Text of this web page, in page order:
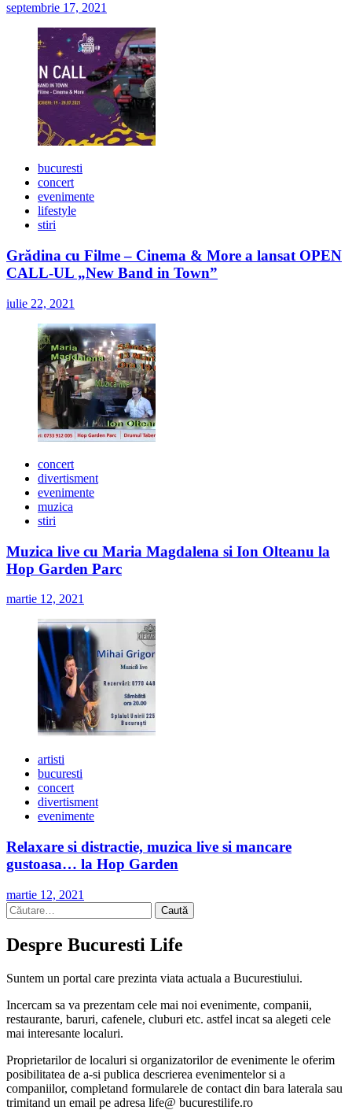
septembrie 17, 2021
bucuresti
concert
evenimente
lifestyle
stiri
Grădina cu Filme – Cinema & More a lansat OPEN
CALL-UL „New Band in Town”
iulie 22, 2021
concert
divertisment
evenimente
muzica
stiri
Muzica live cu Maria Magdalena si Ion Olteanu la
Hop Garden Parc
martie 12, 2021
artisti
bucuresti
concert
divertisment
evenimente
Relaxare si distractie, muzica live si mancare
gustoasa… la Hop Garden
martie 12, 2021
Caută
după:
Despre Bucuresti Life
Suntem un portal care prezinta viata actuala a Bucurestiului.
Incercam sa va prezentam cele mai noi evenimente, companii,
restaurante, baruri, cafenele, cluburi etc. astfel incat sa alegeti cele
mai interesante localuri.
Proprietarilor de localuri si organizatorilor de evenimente le oferim
posibilitatea de a-si publica descrierea evenimentelor si a
companiilor, completand formularele de contact din bara laterala sau
trimitand un email pe adresa life@ bucurestilife.ro